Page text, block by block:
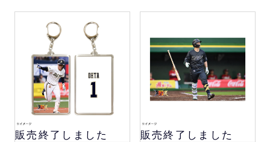
販売終了しました 販売終了しました